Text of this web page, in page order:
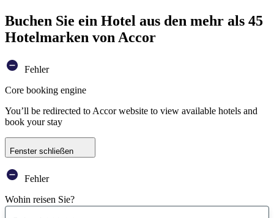
Buchen Sie ein Hotel aus den mehr als 45
Hotelmarken von Accor
Fehler
Core booking engine
You’ll be redirected to Accor website to view available hotels and
book your stay
Fenster schließen
Fehler
Wohin reisen Sie?